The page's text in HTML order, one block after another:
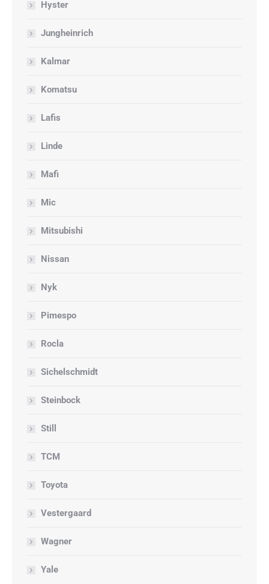
Hyster
Jungheinrich
Kalmar
Komatsu
Lafis
Linde
Mafi
Mic
Mitsubishi
Nissan
Nyk
Pimespo
Rocla
Sichelschmidt
Steinbock
Still
TCM
Toyota
Vestergaard
Wagner
Yale